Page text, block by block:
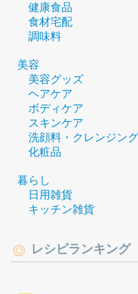
健康食品
食材宅配
調味料
美容
美容グッズ
ヘアケア
ボディケア
スキンケア
洗顔料・クレンジング
化粧品
暮らし
日用雑貨
キッチン雑貨
レシピランキング